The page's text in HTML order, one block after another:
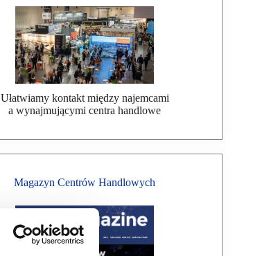
Ułatwiamy kontakt między najemcami
a wynajmującymi centra handlowe
Magazyn Centrów Handlowych